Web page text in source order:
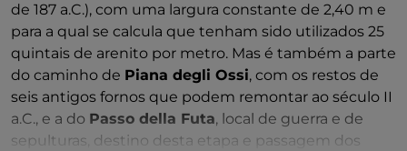
de 187 a.C.), com uma largura constante de 2,40 m e
para a qual se calcula que tenham sido utilizados 25
quintais de arenito por metro. Mas é também a parte
do caminho de Piana degli Ossi, com os restos de
seis antigos fornos que podem remontar ao século II
a.C., e a do Passo della Futa, local de guerra e de
sepulturas, destino desta etapa e passagem dos